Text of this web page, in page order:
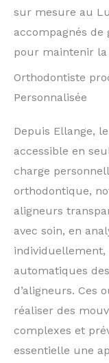
sur mesure au
accompagnés
pour maintenir
Orthodontiste
Personnalisée
Depuis Ellange,
accessible en
charge
orthodontique,
aligneurs
avec soin, en
individuellement,
automatiques
d’aligneurs. Ces
réaliser des
complexes et
essentielle une